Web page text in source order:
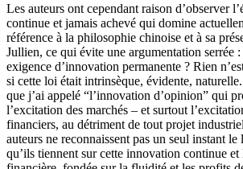
Les auteurs ont cependant raison d’observer
continue et jamais achevé qui domine
référence à la philosophie chinoise et à sa
Jullien, ce qui évite une argumentation serrée
exigence d’innovation permanente ? Rien
si cette loi était intrinsèque, évidente,
que j’ai appelé “l’innovation d’opinion” qui
l’excitation des marchés – et surtout
financiers, au détriment de tout projet
auteurs ne reconnaissent pas un seul instant
qu’ils tiennent sur cette innovation continue et